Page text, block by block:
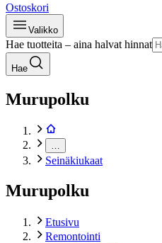
Ostoskori
Valikko
Hae tuotteita – aina halvat hinnat
Hae
Murupolku
Seinäkiukaat
Murupolku
Etusivu
Remontointi